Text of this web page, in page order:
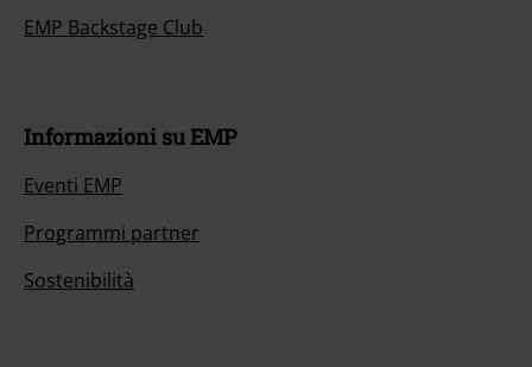
EMP Backstage Club
Informazioni su EMP
Eventi EMP
Programmi partner
Sostenibilità